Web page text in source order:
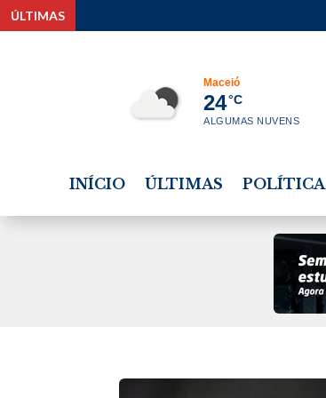
ÚLTIMAS
Maceió
24°C
ALGUMAS NUVENS
INÍCIO ÚLTIMAS POLÍTICA